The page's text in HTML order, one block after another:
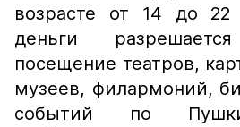
возрасте от 14 до 22
деньги
посещение театров,
музеев, филармоний,
событий по